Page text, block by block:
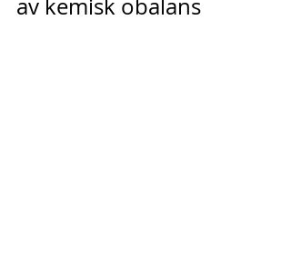
av kemisk obalans